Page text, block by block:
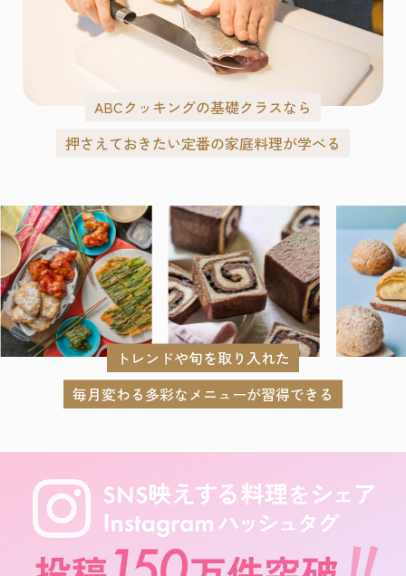
ABCクッキングの基礎クラスなら
押さえておきたい定番の家庭料理が学べる
トレンドや旬を取り入れた
毎月変わる多彩なメニューが習得できる